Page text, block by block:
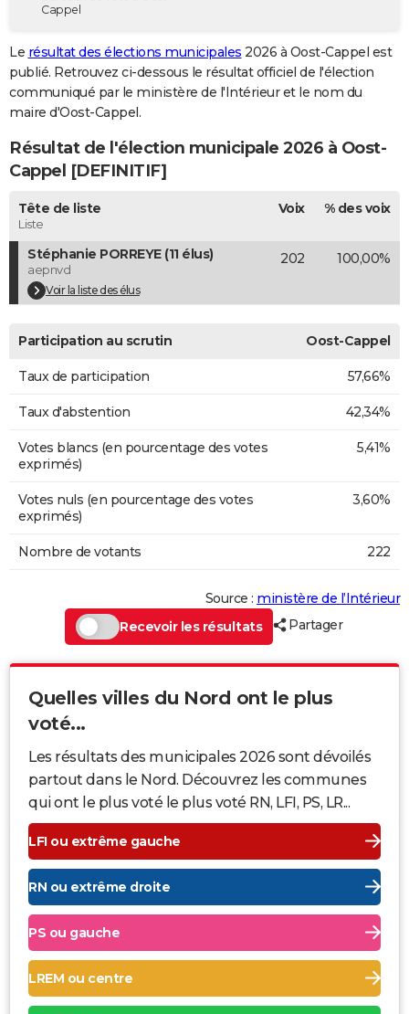
Destinations
City break
Voyage nature
Voyage de noces
Forum
GUIDES D'ACHAT
BONS PLANS
Carte de Noël
Carte Bonne année
Carte Saint-Valentin
Carte Pâques
Carte d'anniversaire
DICTIONNAIRE
Dictionnaire
Biographies
Citations
Expressions
Proverbes
PROGRAMME TV
COPAINS D'AVANT
S'inscrire
Se connecter
Lycées
Collèges
Primaires
Universités
Entreprises
Service militaire
Avis de recherche
AVIS DE DÉCÈS
Bricolage
Television
Cappel
Le résultat des élections municipales 2026 à Oost-Cappel est
publié. Retrouvez ci-dessous le résultat officiel de l'élection
communiqué par le ministère de l'Intérieur et le nom du
maire d'Oost-Cappel.
Résultat de l'élection municipale 2026 à Oost-
Cappel [DEFINITIF]
Tête de liste
Liste
Voix % des voix
Stéphanie PORREYE (11 élus)
aepnvd
Voir la liste des élus
202 100,00%
Participation au scrutin Oost-Cappel
Taux de participation 57,66%
Taux d'abstention 42,34%
Votes blancs (en pourcentage des votes
exprimés)
5,41%
Votes nuls (en pourcentage des votes
exprimés)
3,60%
Nombre de votants 222
Source : ministère de l’Intérieur
Recevoir les résultats
Partager
Quelles villes du Nord ont le plus
voté...
Les résultats des municipales 2026 sont dévoilés
partout dans le Nord. Découvrez les communes
qui ont le plus voté le plus voté RN, LFI, PS, LR...
LFI ou extrême gauche
RN ou extrême droite
PS ou gauche
LREM ou centre